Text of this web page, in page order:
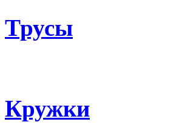
Трусы
Кружки